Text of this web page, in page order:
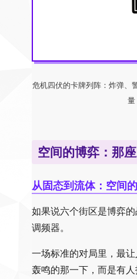
危机四伏的卡牌列阵：炸弹、
量
空间的博弈：那
从固态到流体：空间
如果说六个街区是博弈
调频器。
一场标准的对局里，最
轰鸣的那一下，而是有